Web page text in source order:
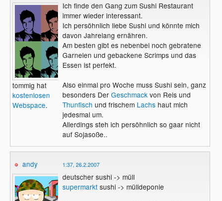
tommig hat
kostenlosen
Webspace.
Ich finde den Gang zum Sushi Restaurant
immer wieder interessant.
Ich persöhnlich liebe Sushi und könnte mich
davon Jahrelang ernähren.
Am besten gibt es nebenbei noch gebratene
Garnelen und gebackene Scrimps und das
Essen ist perfekt.
Also einmal pro Woche muss Sushi sein, ganz
besonders Der Geschmackvon Reis und
Thunfisch und frischem Lachshaut mich
jedesmal um.
Allerdings steh ich persöhnlich so gaar nicht
auf Sojasoße..
andy 1:37, 26.2.2007
deutscher sushi -> müll
supermarktsushi -> mülldeponie